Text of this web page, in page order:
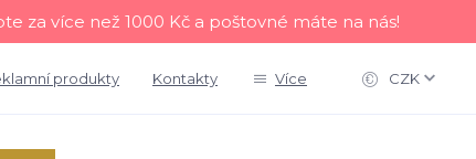
za více než 1000 Kč a poštovné máte na nás!
produkty Kontakty Více CZK